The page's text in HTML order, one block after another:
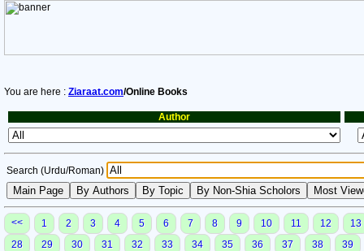
You are here : Ziaraat.com/Online Books
Author
Search (Urdu/Roman)
<< 1 2 3 4 5 6 7 8 9 10 11 12
13
28
29 30 31 32 33 34 35 36 37 38
39